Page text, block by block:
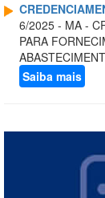
6/2025 - MA -
PARA
Saiba mais